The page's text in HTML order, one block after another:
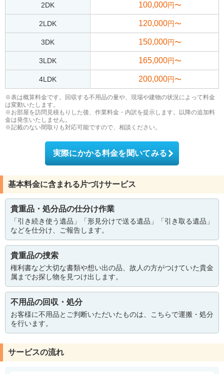
2DK 100,000円〜
2LDK 120,000円〜
3DK 150,000円〜
3LDK 165,000円〜
4LDK 200,000円〜
※表は概算料金です。回収する不用品の量や、現場や建物の状況によって料金
は変動いたします。
※お部屋を訪問見積もりした後、作業料金・内訳を提示します。以降の追加料
金は発生いたしません。
※記載のない間取りも対応可能ですので、相談ください。
実際にかかる料金を聞いてみる
基本料金に含まれる片づけサービス
貴重品・処分品の仕分け作業
「引き続き使う遺品」「形見分けで送る遺品」「引き取る遺品」
などを仕分け、ご報告します。
貴重品の捜索
権利書など大切な書類や想い出の品、故人の方がつけていた貴金
属までお探し物を見つけ出します。
不用品の回収・処分
お客様に不用品とご判断いただいたものは、こちらで運搬・処分
を行います。
サービスの流れ